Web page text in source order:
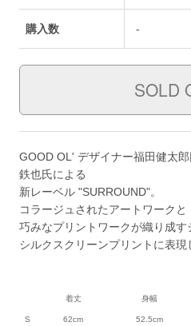
購入数 -
GOOD OL' デザイナー福田健太
鉄也氏による
新レーベル "SURROUND"。
コラージュされたアートワークと
巧みなプリントワークが織り成
シルクスクリーンプリントに表現
着丈 身幅
S 62cm 52.5cm